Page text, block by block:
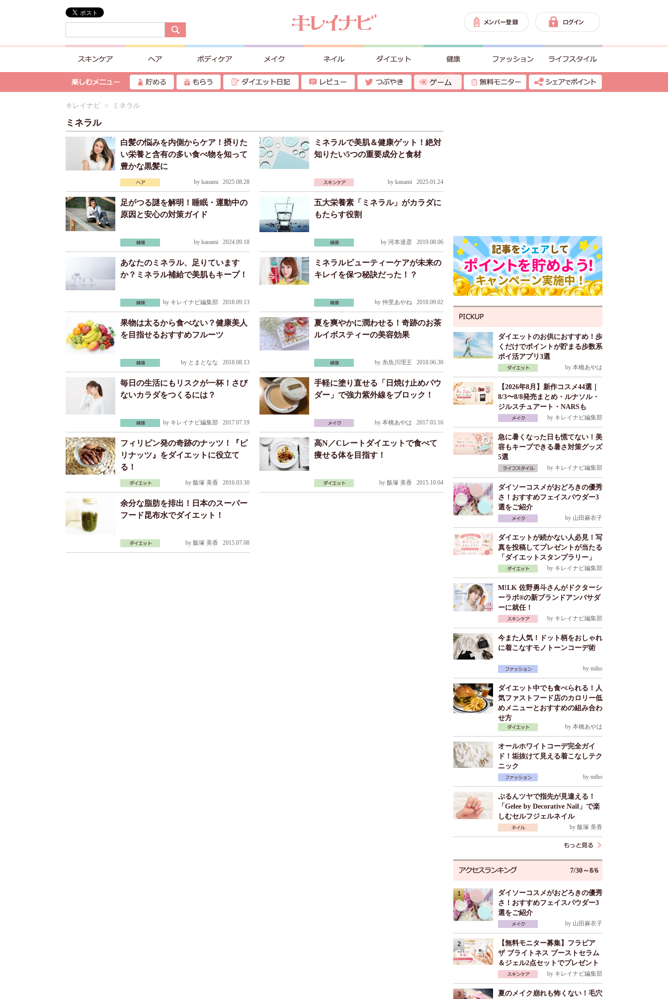
キレイナビ > ミネラル
ミネラル
白髪の悩みを内側からケア！摂りた
い栄養と含有の多い食べ物を知って
豊かな黒髪に
by kanami 2025.08.28
ミネラルで美肌＆健康ゲット！絶対
知りたい5つの重要成分と食材
by kanami 2025.01.24
足がつる謎を解明！睡眠・運動中の
原因と安心の対策ガイド
by kanami 2024.09.18
五大栄養素「ミネラル」がカラダに
もたらす役割
by 河本達彦 2019.08.06
あなたのミネラル、足りています
か？ミネラル補給で美肌もキープ！
by キレイナビ編集部 2018.09.13
ミネラルビューティーケアが未来の
キレイを保つ秘訣だった！？
by 仲里あやね 2018.09.02
果物は太るから食べない？健康美人
を目指せるおすすめフルーツ
by とまとなな 2018.08.13
夏を爽やかに潤わせる！奇跡のお茶
ルイボスティーの美容効果
by 糸魚川理王 2018.06.30
毎日の生活にもリスクが一杯！さび
ないカラダをつくるには？
by キレイナビ編集部 2017.07.19
手軽に塗り直せる「日焼け止めパウ
ダー」で強力紫外線をブロック！
by 本橋あやは 2017.03.16
フィリピン発の奇跡のナッツ！『ピ
リナッツ』をダイエットに役立て
る！
by 飯塚 美香 2016.03.30
高N／Cレートダイエットで食べて
痩せる体を目指す！
by 飯塚 美香 2015.10.04
余分な脂肪を排出！日本のスーパー
フード昆布水でダイエット！
by 飯塚 美香 2015.07.08
ダイエットのお供におすすめ！歩
くだけでポイントが貯まる歩数系
ポイ活アプリ3選
by 本橋あやは
【2026年8月】新作コスメ44選｜
8/3〜8/8発売まとめ・ルナソル・
ジルスチュアート・NARSも
by キレイナビ編集部
急に暑くなった日も慌てない！美
容もキープできる暑さ対策グッズ
5選
by キレイナビ編集部
ダイソーコスメがおどろきの優秀
さ！おすすめフェイスパウダー3
選をご紹介
by 山田麻衣子
ダイエットが続かない人必見！写
真を投稿してプレゼントが当たる
「ダイエットスタンプラリー」
by キレイナビ編集部
M!LK 佐野勇斗さんがドクターシ
ーラボ®の新ブランドアンバサダ
ーに就任！
by キレイナビ編集部
今また人気！ドット柄をおしゃれ
に着こなすモノトーンコーデ術
by miho
ダイエット中でも食べられる！人
気ファストフード店のカロリー低
めメニューとおすすめの組み合わ
せ方
by 本橋あやは
オールホワイトコーデ完全ガイ
ド！垢抜けて見える着こなしテク
ニック
by miho
ぷるんツヤで指先が見違える！
「Gelee by Decorative Nail」で楽
しむセルフジェルネイル
by 飯塚 美香
7/30～8/6
ダイソーコスメがおどろきの優秀
さ！おすすめフェイスパウダー3
選をご紹介
by 山田麻衣子
【無料モニター募集】フラビア
ザ ブライトネス ブーストセラム
＆ジェル2点セットでプレゼント
by キレイナビ編集部
夏のメイク崩れも怖くない！毛穴